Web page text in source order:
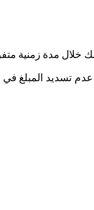
خلال مدة زمنية
عدم تسديد المبلغ